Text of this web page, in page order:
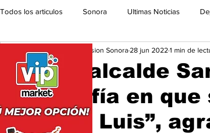
Todos los articulos Sonora Ultimas Noticias
Seguridad Educación y Cultura San Luis Río
“El alcalde
confía en que
San Luis”,
Expresion Sonora 28 jun 2022 1 min de